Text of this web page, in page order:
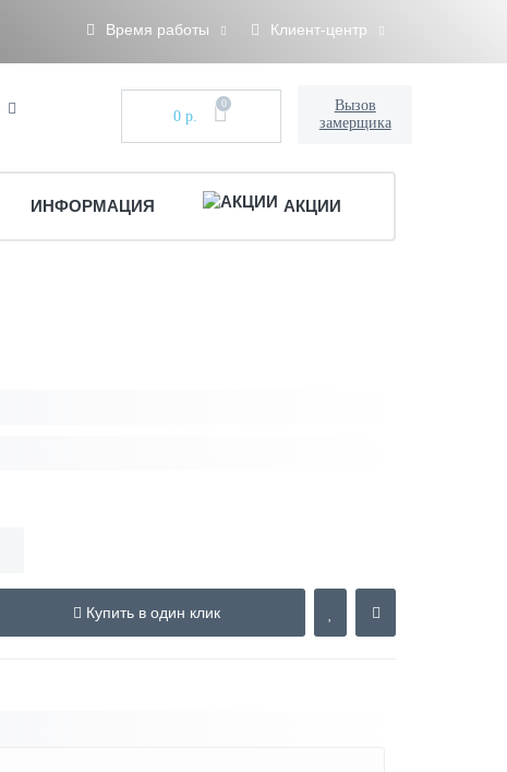
Время работы Клиент-центр
0 р.
0
Вызов
замерщика
ИНФОРМАЦИЯ АКЦИИ
Купить в один клик